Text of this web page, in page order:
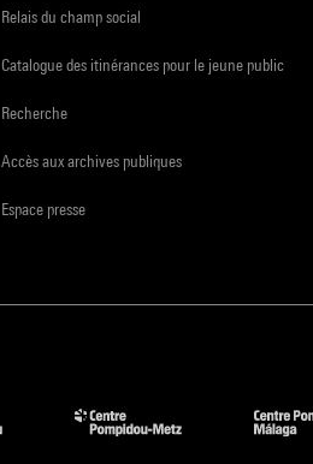
Relais du champ social
Catalogue des itinérances pour le jeune public
Recherche
Accès aux archives publiques
Espace presse